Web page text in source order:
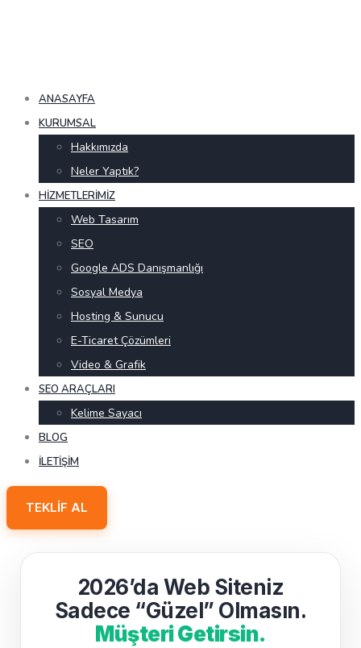
ANASAYFA
KURUMSAL
Hakkımızda
Neler Yaptık?
HIZMETLERIMIZ
Web Tasarım
SEO
Google ADS Danışmanlığı
Sosyal Medya
Hosting & Sunucu
E-Ticaret Çözümleri
Video & Grafik
SEO ARAÇLARI
Kelime Sayacı
BLOG
İLETIŞIM
TEKLIF AL
2026’da Web Siteniz
Sadece “Güzel” Olmasın.
Müşteri Getirsin.